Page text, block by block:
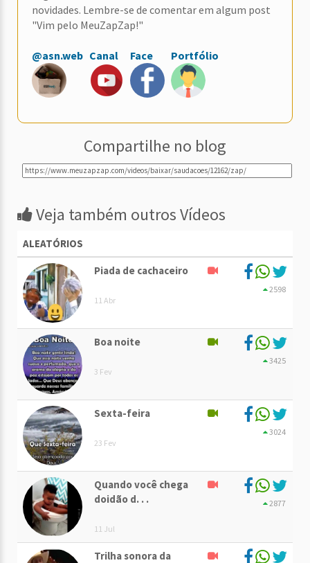
novidades. Lembre-se de comentar em algum post
"Vim pelo MeuZapZap!"
@asn.web Canal Face Portfólio
Compartilhe no blog
Veja também outros Vídeos
ALEATÓRIOS
Piada de cachaceiro
11 Abr
2598
Boa noite
3 Fev
3425
Sexta-feira
23 Fev
3024
Quando você chega
doidão d. . .
11 Jul
2877
Trilha sonora da